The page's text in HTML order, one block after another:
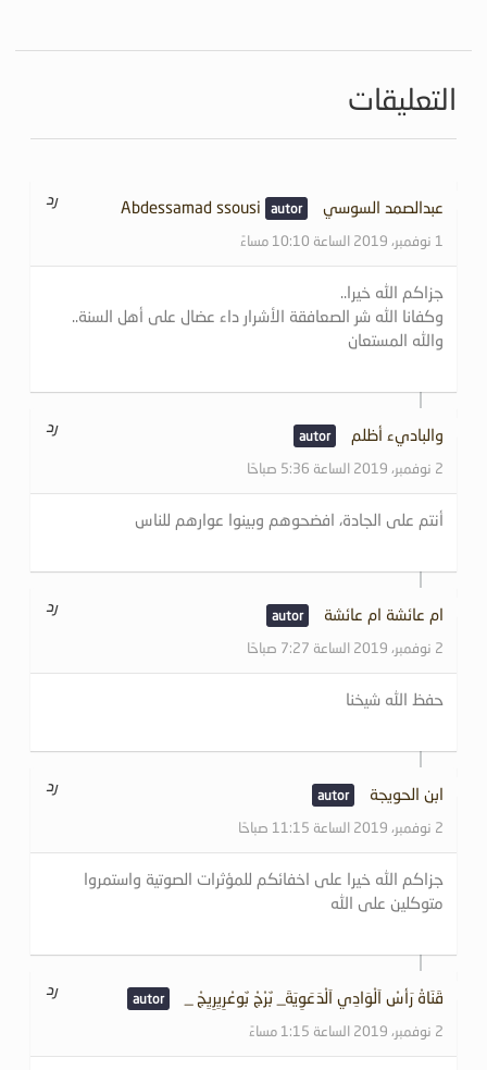
التعليقات
عبدالصمد السوسي Abdessamad ssousi
1 نوفمبر، 2019 الساعة 10:10 مساءً
رد
جزاكم الله خيرا..
وكفانا الله شر الصعافقة الأشرار داء عضال على أهل السنة..
والله المستعان
والباديء أظلم
2 نوفمبر، 2019 الساعة 5:36 صباحًا
رد
أنتم على الجادة، افضحوهم وبينوا عوارهم للناس
ام عائشة ام عائشة
2 نوفمبر، 2019 الساعة 7:27 صباحًا
رد
حفظ الله شيخنا
ابن الحويجة
2 نوفمبر، 2019 الساعة 11:15 صباحًا
رد
جزاكم الله خيرا على اخفائكم للمؤثرات الصوتية واستمروا
متوكلين على الله
قَنَاةْ رَأسْ اَلْوَادِي اَلْدَعَوِيَةَ_ بٌرْجْ بٌوعْرِيِرِيِجْ _
2 نوفمبر، 2019 الساعة 1:15 مساءً
رد